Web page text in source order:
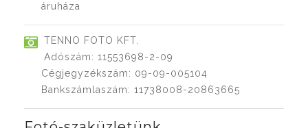
áruháza
TENNO FOTO KFT.
Adószám: 11553698-2-09
Cégjegyzékszám: 09-09-005104
Bankszámlaszám: 11738008-20863665